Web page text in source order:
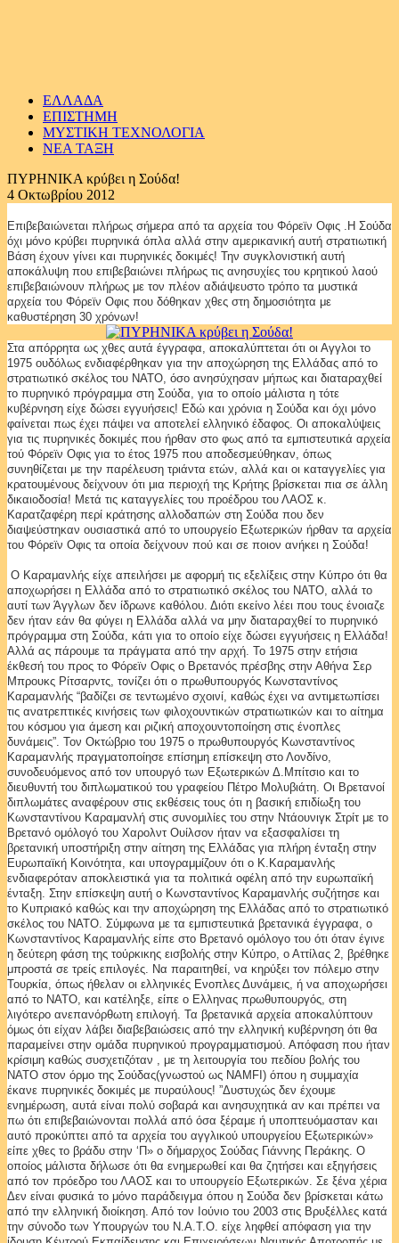
ΕΛΛΑΔΑ
ΕΠΙΣΤΗΜΗ
ΜΥΣΤΙΚΗ ΤΕΧΝΟΛΟΓΙΑ
ΝΕΑ ΤΑΞΗ
ΠΥΡΗΝΙΚΑ κρύβει η Σούδα!
4 Οκτωβρίου 2012
Επιβεβαιώνεται πλήρως σήμερα από τα αρχεία του Φόρεϊν Οφις .Η Σoύδα
όχι μόνο κρύβει πυρηνικά όπλα αλλά στην αμερικανική αυτή στρατιωτική
Βάση έχουν γίνει και πυρηνικές δοκιμές! Την συγκλονιστική αυτή
αποκάλυψη που επιβεβαιώνει πλήρως τις ανησυχίες του κρητικού λαού
επιβεβαιώνουν πλήρως με τον πλέον αδιάψευστο τρόπο τα μυστικά
αρχεία του Φόρεϊν Οφις που δόθηκαν χθες στη δημοσιότητα με
καθυστέρηση 30 χρόνων!
Στα απόρρητα ως χθες αυτά έγγραφα, αποκαλύπτεται ότι οι Αγγλοι το
1975 ουδόλως ενδιαφέρθηκαν για την αποχώρηση της Ελλάδας από το
στρατιωτικό σκέλος του ΝΑΤΟ, όσο ανησύχησαν μήπως και διαταραχθεί
το πυρηνικό πρόγραμμα στη Σούδα, για το οποίο μάλιστα η τότε
κυβέρνηση είχε δώσει εγγυήσεις! Εδώ και χρόνια η Σούδα και όχι μόνο
φαίνεται πως έχει πάψει να αποτελεί ελληνικό έδαφος. Οι αποκαλύψεις
για τις πυρηνικές δοκιμές που ήρθαν στο φως από τα εμπιστευτικά αρχεία
τού Φόρεϊν Οφις για το έτος 1975 που αποδεσμεύθηκαν, όπως
συνηθίζεται με την παρέλευση τριάντα ετών, αλλά και οι καταγγελίες για
κρατουμένους δείχνουν ότι μια περιοχή της Κρήτης βρίσκεται πια σε άλλη
δικαιοδοσία! Μετά τις καταγγελίες του προέδρου του ΛΑΟΣ κ.
Καρατζαφέρη περί κράτησης αλλοδαπών στη Σούδα που δεν
διαψεύστηκαν ουσιαστικά από το υπουργείο Εξωτερικών ήρθαν τα αρχεία
του Φόρεϊν Οφις τα οποία δείχνουν πού και σε ποιον ανήκει η Σούδα!
Ο Καραμανλής είχε απειλήσει με αφορμή τις εξελίξεις στην Κύπρο ότι θα
αποχωρήσει η Ελλάδα από το στρατιωτικό σκέλος του ΝΑΤΟ, αλλά το
αυτί των Άγγλων δεν ίδρωνε καθόλου. Διότι εκείνο λέει που τους ένοιαζε
δεν ήταν εάν θα φύγει η Ελλάδα αλλά να μην διαταραχθεί το πυρηνικό
πρόγραμμα στη Σούδα, κάτι για το οποίο είχε δώσει εγγυήσεις η Ελλάδα!
Αλλά ας πάρουμε τα πράγματα από την αρχή. Το 1975 στην ετήσια
έκθεσή του προς το Φόρεϊν Οφις ο Βρετανός πρέσβης στην Αθήνα Σερ
Μπρουκς Ρίτσαρντς, τονίζει ότι ο πρωθυπουργός Κωνσταντίνος
Καραμανλής “βαδίζει σε τεντωμένο σχοινί, καθώς έχει να αντιμετωπίσει
τις ανατρεπτικές κινήσεις των φιλοχουντικών στρατιωτικών και το αίτημα
του κόσμου για άμεση και ριζική αποχουντοποίηση στις ένοπλες
δυνάμεις”. Τον Οκτώβριο του 1975 ο πρωθυπουργός Κωνσταντίνος
Καραμανλής πραγματοποίησε επίσημη επίσκεψη στο Λονδίνο,
συνοδευόμενος από τον υπουργό των Εξωτερικών Δ.Μπίτσιο και το
διευθυντή του διπλωματικού του γραφείου Πέτρο Μολυβιάτη. Οι Βρετανοί
διπλωμάτες αναφέρουν στις εκθέσεις τους ότι η βασική επιδίωξη του
Κωνσταντίνου Καραμανλή στις συνομιλίες του στην Ντάουνιγκ Στρίτ με το
Βρετανό ομόλογό του Χαρολντ Ουίλσον ήταν να εξασφαλίσει τη
βρετανική υποστήριξη στην αίτηση της Ελλάδας για πλήρη ένταξη στην
Ευρωπαϊκή Κοινότητα, και υπογραμμίζουν ότι ο Κ.Καραμανλής
ενδιαφερόταν αποκλειστικά για τα πολιτικά οφέλη από την ευρωπαϊκή
ένταξη. Στην επίσκεψη αυτή ο Κωνσταντίνος Καραμανλής συζήτησε και
το Κυπριακό καθώς και την αποχώρηση της Ελλάδας από το στρατιωτικό
σκέλος του ΝΑΤΟ. Σύμφωνα με τα εμπιστευτικά βρετανικά έγγραφα, ο
Κωνσταντίνος Καραμανλής είπε στο Βρετανό ομόλογο του ότι όταν έγινε
η δεύτερη φάση της τούρκικης εισβολής στην Κύπρο, ο Αττίλας 2, βρέθηκε
μπροστά σε τρείς επιλογές. Να παραιτηθεί, να κηρύξει τον πόλεμο στην
Τουρκία, όπως ήθελαν οι ελληνικές Ενοπλες Δυνάμεις, ή να αποχωρήσει
από το ΝΑΤΟ, και κατέληξε, είπε ο Ελληνας πρωθυπουργός, στη
λιγότερο ανεπανόρθωτη επιλογή. Τα βρετανικά αρχεία αποκαλύπτουν
όμως ότι είχαν λάβει διαβεβαιώσεις από την ελληνική κυβέρνηση ότι θα
παραμείνει στην ομάδα πυρηνικού προγραμματισμού. Απόφαση που ήταν
κρίσιμη καθώς συσχετιζόταν , με τη λειτουργία του πεδίου βολής του
ΝΑΤΟ στον όρμο της Σούδας(γνωστού ως NAMFI) όπου η συμμαχία
έκανε πυρηνικές δοκιμές με πυραύλους! ”Δυστυχώς δεν έχουμε
ενημέρωση, αυτά είναι πολύ σοβαρά και ανησυχητικά αν και πρέπει να
πω ότι επιβεβαιώνονται πολλά από όσα ξέραμε ή υποπτευόμασταν και
αυτό προκύπτει από τα αρχεία του αγγλικού υπουργείου Εξωτερικών»
είπε χθες το βράδυ στην ‘Π» ο δήμαρχος Σούδας Γιάννης Περάκης. Ο
οποίος μάλιστα δήλωσε ότι θα ενημερωθεί και θα ζητήσει και εξηγήσεις
από τον πρόεδρο του ΛΑΟΣ και το υπουργείο Εξωτερικών. Σε ξένα χέρια
Δεν είναι φυσικά το μόνο παράδειγμα όπου η Σούδα δεν βρίσκεται κάτω
από την ελληνική διοίκηση. Από τον Ιούνιο του 2003 στις Βρυξέλλες κατά
την σύνοδο των Υπουργών του Ν.Α.Τ.Ο. είχε ληφθεί απόφαση για την